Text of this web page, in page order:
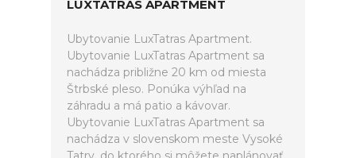
LUXTATRAS APARTMENT
Ubytovanie LuxTatras Apartment.
Ubytovanie LuxTatras Apartment sa
nachádza približne 20 km od miesta
Štrbské pleso. Ponúka výhľad na
záhradu a má patio a kávovar.
Ubytovanie LuxTatras Apartment sa
nachádza v slovenskom meste Vysoké